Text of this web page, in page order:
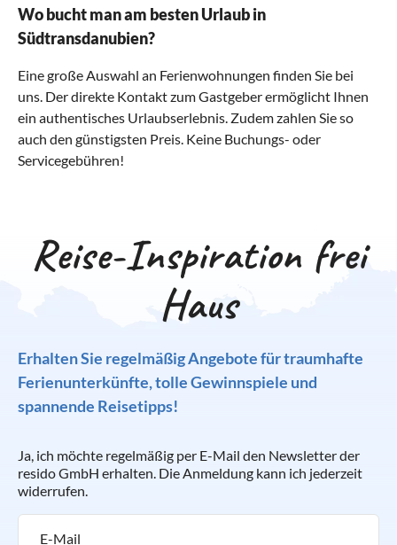
Wo bucht man am besten Urlaub in
Südtransdanubien?
Eine große Auswahl an Ferienwohnungen finden Sie bei
uns. Der direkte Kontakt zum Gastgeber ermöglicht Ihnen
ein authentisches Urlaubserlebnis. Zudem zahlen Sie so
auch den günstigsten Preis. Keine Buchungs- oder
Servicegebühren!
Reise-Inspiration frei
Haus
Erhalten Sie regelmäßig Angebote für traumhafte
Ferienunterkünfte, tolle Gewinnspiele und
spannende Reisetipps!
Ja, ich möchte regelmäßig per E-Mail den Newsletter der
resido GmbH erhalten. Die Anmeldung kann ich jederzeit
widerrufen.